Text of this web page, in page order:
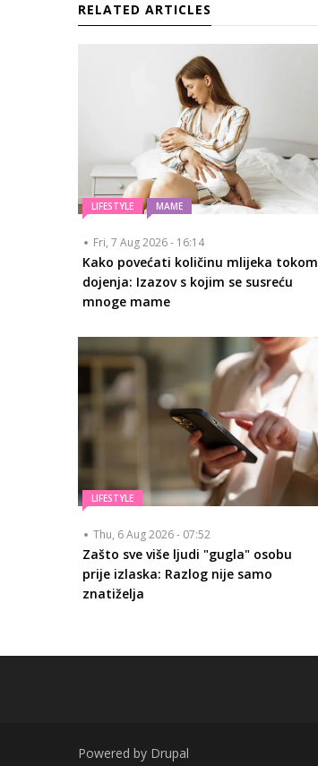
RELATED ARTICLES
LIFESTYLE MAME
Fri, 7 Aug 2026 - 16:14
Kako povećati količinu mlijeka tokom
dojenja: Izazov s kojim se susreću
mnoge mame
LIFESTYLE
Thu, 6 Aug 2026 - 07:52
Zašto sve više ljudi "gugla" osobu
prije izlaska: Razlog nije samo
znatiželja
Powered by Drupal